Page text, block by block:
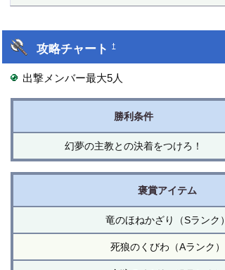
攻略チャート†
出撃メンバー最大5人
勝利条件
幻夢の主教との決着をつけろ！
褒賞アイテム
竜のほねかざり（Sランク）
死狼のくびわ（Aランク）